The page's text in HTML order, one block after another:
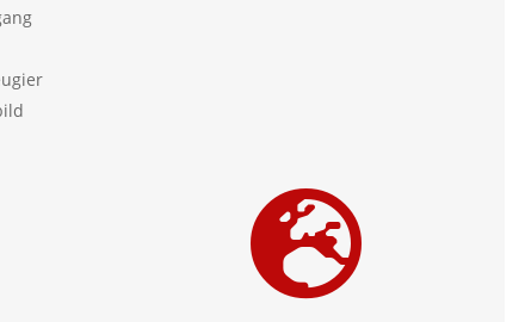
